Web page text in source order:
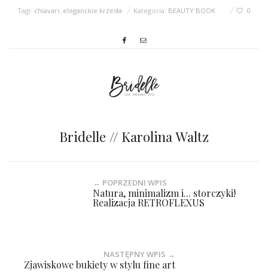
Tagi: chiavari, eleganckie krzesła Kategoria: BEAUTY BOOK 0
Bridelle // Karolina Waltz
← POPRZEDNI WPIS
Natura, minimalizm i... storczyki!
Realizacja RETROFLEXUS
NASTĘPNY WPIS →
Zjawiskowe bukiety w stylu fine art